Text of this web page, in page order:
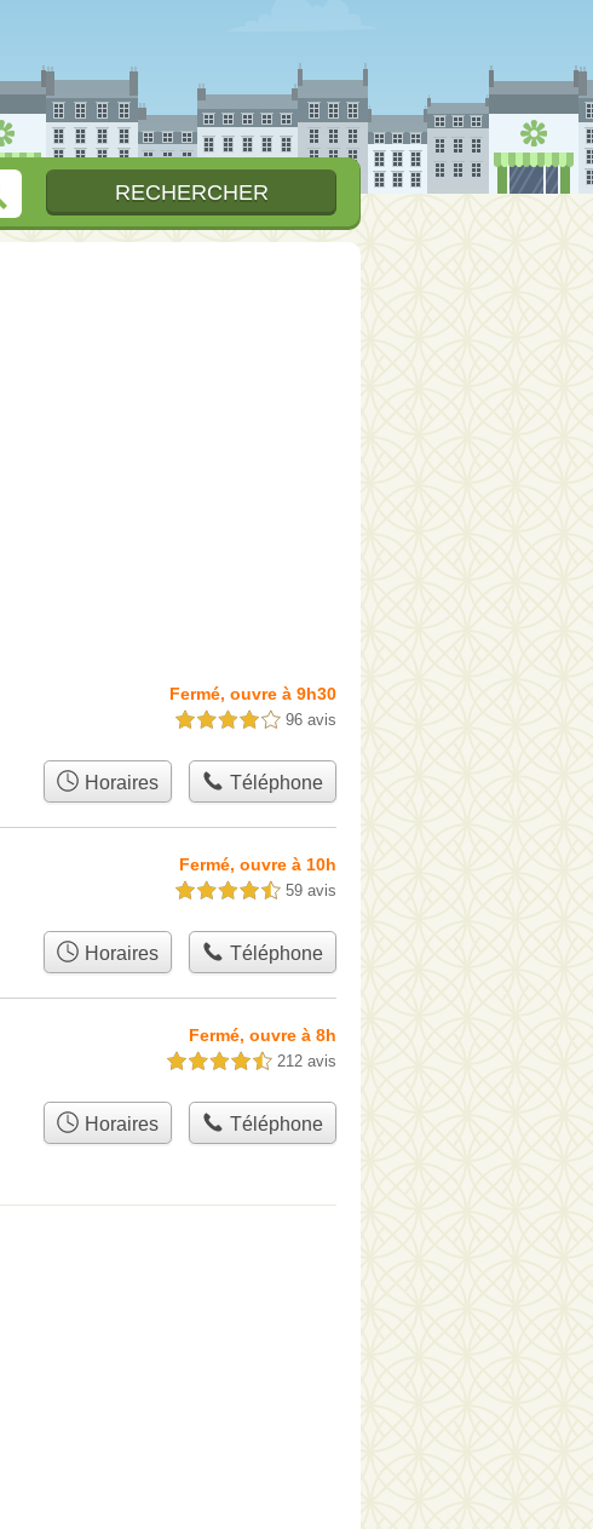
Fermé, ouvre à 9h30
4,0 étoiles sur 5 96 avis
Horaires Téléphone
Fermé, ouvre à 10h
4,5 étoiles sur 5 59 avis
Horaires Téléphone
Fermé, ouvre à 8h
4,5 étoiles sur 5 212 avis
Horaires Téléphone